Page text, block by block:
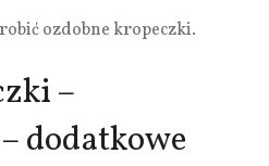
ozdobne kropeczki.
–
dodatkowe